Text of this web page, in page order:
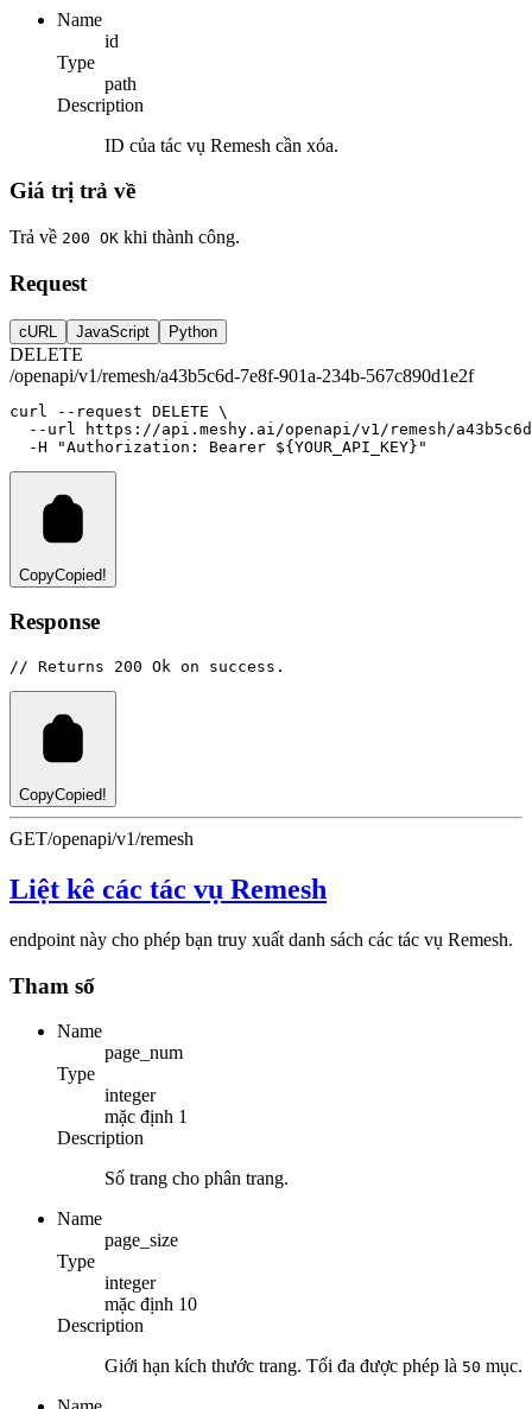
Name
id
Type
path
Description
ID của tác vụ Remesh cần xóa.
Giá trị trả về
Trả về 200 OK khi thành công.
Request
cURL JavaScript Python
DELETE
/openapi/v1/remesh/a43b5c6d-7e8f-901a-234b-567c890d1e2f
curl --request DELETE \
--url
https://api.meshy.ai/openapi/v1/remesh/
-H
"Authorization: Bearer ${YOUR_API_KEY}"
CopyCopied!
Response
// Returns 200 Ok on success.
CopyCopied!
GET/openapi/v1/remesh
Liệt kê các tác vụ Remesh
endpoint này cho phép bạn truy xuất danh sách các tác vụ Remesh.
Tham số
Name
page_num
Type
integer
mặc định 1
Description
Số trang cho phân trang.
Name
page_size
Type
integer
mặc định 10
Description
Giới hạn kích thước trang. Tối đa được phép là 50 mục.